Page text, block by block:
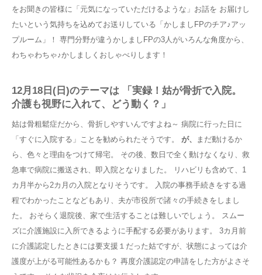
をお聞きの皆様に「元気になっていただけるような」お話を お届けし
たいという気持ちを込めてお送りしている「かしましFPのチア♪アッ
プルーム」！ 専門分野が違うかしましFPの3人がいろんな角度から、
わちゃわちゃ♪かしましくおしゃべりします！
12月18日(日)のテーマは 「実録！姑が骨折で入院。
介護も視野に入れて、どう動く？」
姑は骨粗鬆症だから、骨折しやすいんですよね～ 病院に行った日に
「すぐに入院する」ことを勧められたそうです。 が、
まだ動けるか
ら、色々と理由をつけて帰宅。 その後、数日で全く動けなくなり、救
急車で病院に搬送され、即入院となりました。 リハビリも含めて、1
カ月半から2カ月の入院となりそうです。 入院の事務手続きをする過
程でわかったことなどもあり、夫が市役所で諸々の手続きをしまし
た。 おそらく退院後、家で生活することは難しいでしょう。 スムー
ズに介護施設に入所できるように手配する必要があります。 3カ月前
に介護認定したときには要支援１だった姑ですが、状態によっては介
護度が上がる可能性あるかも？ 再度介護認定の申請をした方がよさそ